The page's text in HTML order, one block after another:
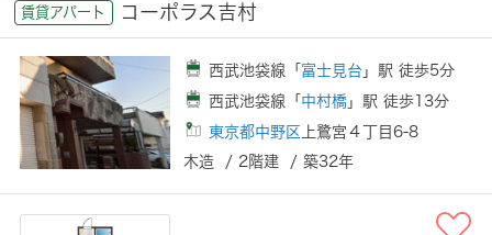
賃貸アパート コーポラス吉村
西武池袋線「 富士見台 」駅 徒歩5分
西武池袋線「 中村橋 」駅 徒歩13分
東京都中野区 上鷺宮４丁目6-8
木造 / 2階建 / 築32年